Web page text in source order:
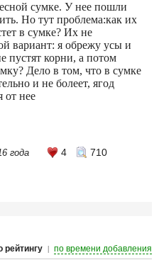
сумке. У нее пошли
Но тут проблема:как их
в сумке? Их не
вариант: я обрежу усы и
пустят корни, а потом
Дело в том, что в сумке
и не болеет, ягод
от нее
года 4 710
рейтингу | по времени добавления